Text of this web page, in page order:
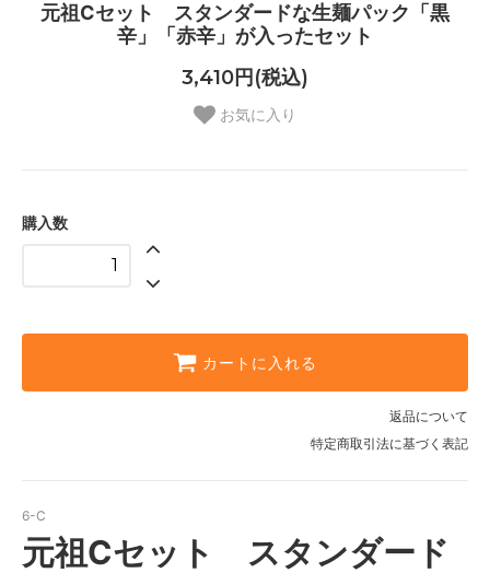
元祖Cセット スタンダードな生麺パック「黒
辛」「赤辛」が入ったセット
3,410円(税込)
お気に入り
購入数
カートに入れる
返品について
特定商取引法に基づく表記
6-C
元祖Cセット スタンダード